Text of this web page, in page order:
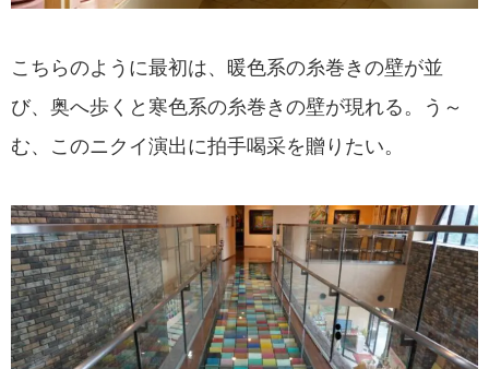
こちらのように最初は、暖色系の糸巻きの壁が並
び、奥へ歩くと寒色系の糸巻きの壁が現れる。う～
む、このニクイ演出に拍手喝采を贈りたい。